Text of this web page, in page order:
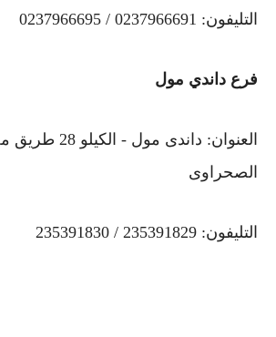
التليفون: 0237966691 / 0237966695
فرع داندي مول
العنوان: داندى
الصحراوى
التليفون: 235391829 / 235391830